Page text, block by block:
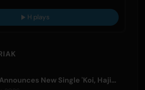
H plays
=LOVE Announces New Single 'Koi, Hajimemashita.' and Tokyo Dome Concerts